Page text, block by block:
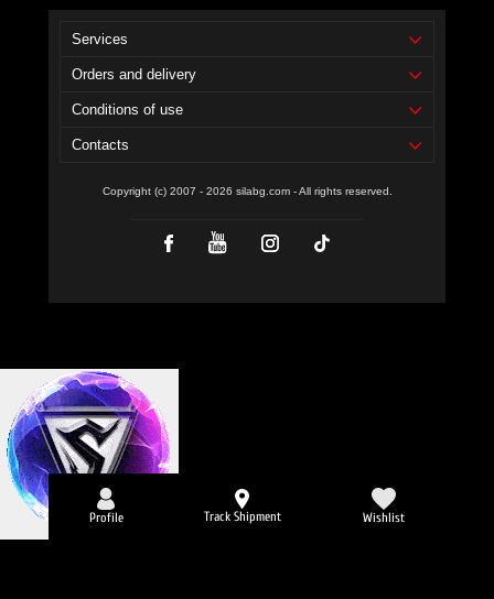
Services
Orders and delivery
Conditions of use
Contacts
Copyright (c) 2007 - 2026 silabg.com - All rights reserved.
Profile Track Shipment Wishlist